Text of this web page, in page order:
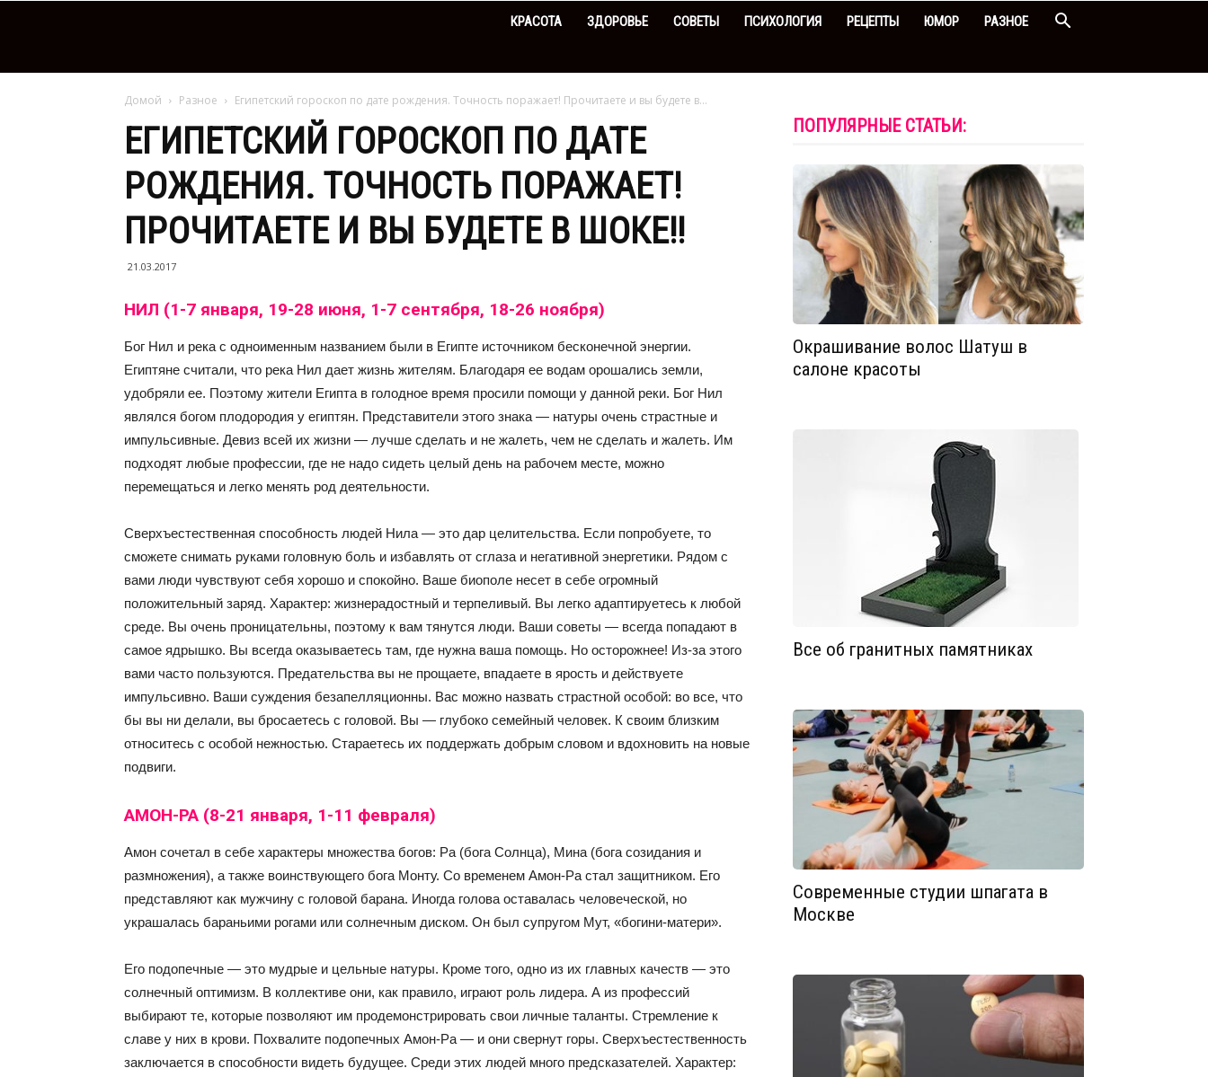
КРАСОТА ЗДОРОВЬЕ СОВЕТЫ ПСИХОЛОГИЯ РЕЦЕПТЫ ЮМОР РАЗНОЕ
Домой Разное Египетский гороскоп по дате рождения. Точность поражает! Прочитаете и вы будете в...
ЕГИПЕТСКИЙ ГОРОСКОП ПО ДАТЕ
РОЖДЕНИЯ. ТОЧНОСТЬ ПОРАЖАЕТ!
ПРОЧИТАЕТЕ И ВЫ БУДЕТЕ В ШОКЕ!!
21.03.2017
НИЛ (1-7 января, 19-28 июня, 1-7 сентября, 18-26 ноября)
Бог Нил и река с одноименным названием были в Египте источником бесконечной энергии.
Египтяне считали, что река Нил дает жизнь жителям. Благодаря ее водам орошались земли,
удобряли ее. Поэтому жители Египта в голодное время просили помощи у данной реки. Бог Нил
являлся богом плодородия у египтян. Представители этого знака — натуры очень страстные и
импульсивные. Девиз всей их жизни — лучше сделать и не жалеть, чем не сделать и жалеть. Им
подходят любые профессии, где не надо сидеть целый день на рабочем месте, можно
перемещаться и легко менять род деятельности.
Сверхъестественная способность людей Нила — это дар целительства. Если попробуете, то
сможете снимать руками головную боль и избавлять от сглаза и негативной энергетики. Рядом с
вами люди чувствуют себя хорошо и спокойно. Ваше биополе несет в себе огромный
положительный заряд. Характер: жизнерадостный и терпеливый. Вы легко адаптируетесь к любой
среде. Вы очень проницательны, поэтому к вам тянутся люди. Ваши советы — всегда попадают в
самое ядрышко. Вы всегда оказываетесь там, где нужна ваша помощь. Но осторожнее! Из-за этого
вами часто пользуются. Предательства вы не прощаете, впадаете в ярость и действуете
импульсивно. Ваши суждения безапелляционны. Вас можно назвать страстной особой: во все, что
бы вы ни делали, вы бросаетесь с головой. Вы — глубоко семейный человек. К своим близким
относитесь с особой нежностью. Стараетесь их поддержать добрым словом и вдохновить на новые
подвиги.
АМОН-РА (8-21 января, 1-11 февраля)
Амон сочетал в себе характеры множества богов: Ра (бога Солнца), Мина (бога созидания и
размножения), а также воинствующего бога Монту. Со временем Амон-Ра стал защитником. Его
представляют как мужчину с головой барана. Иногда голова оставалась человеческой, но
украшалась бараньими рогами или солнечным диском. Он был супругом Мут, «богини-матери».
Его подопечные — это мудрые и цельные натуры. Кроме того, одно из их главных качеств — это
солнечный оптимизм. В коллективе они, как правило, играют роль лидера. А из профессий
выбирают те, которые позволяют им продемонстрировать свои личные таланты. Стремление к
славе у них в крови. Похвалите подопечных Амон-Ра — и они свернут горы. Сверхъестественность
заключается в способности видеть будущее. Среди этих людей много предсказателей. Характер:
ПОПУЛЯРНЫЕ СТАТЬИ:
Окрашивание волос Шатуш в
салоне красоты
Все об гранитных памятниках
Современные студии шпагата в
Москве